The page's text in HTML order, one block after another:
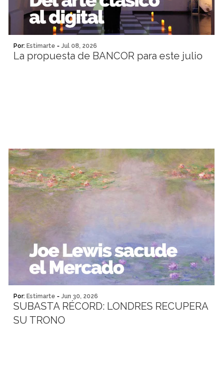
Por: Estimarte - Jul 08, 2026
La propuesta de BANCOR para este julio
Por: Estimarte - Jun 30, 2026
SUBASTA RÉCORD: LONDRES RECUPERA
SU TRONO